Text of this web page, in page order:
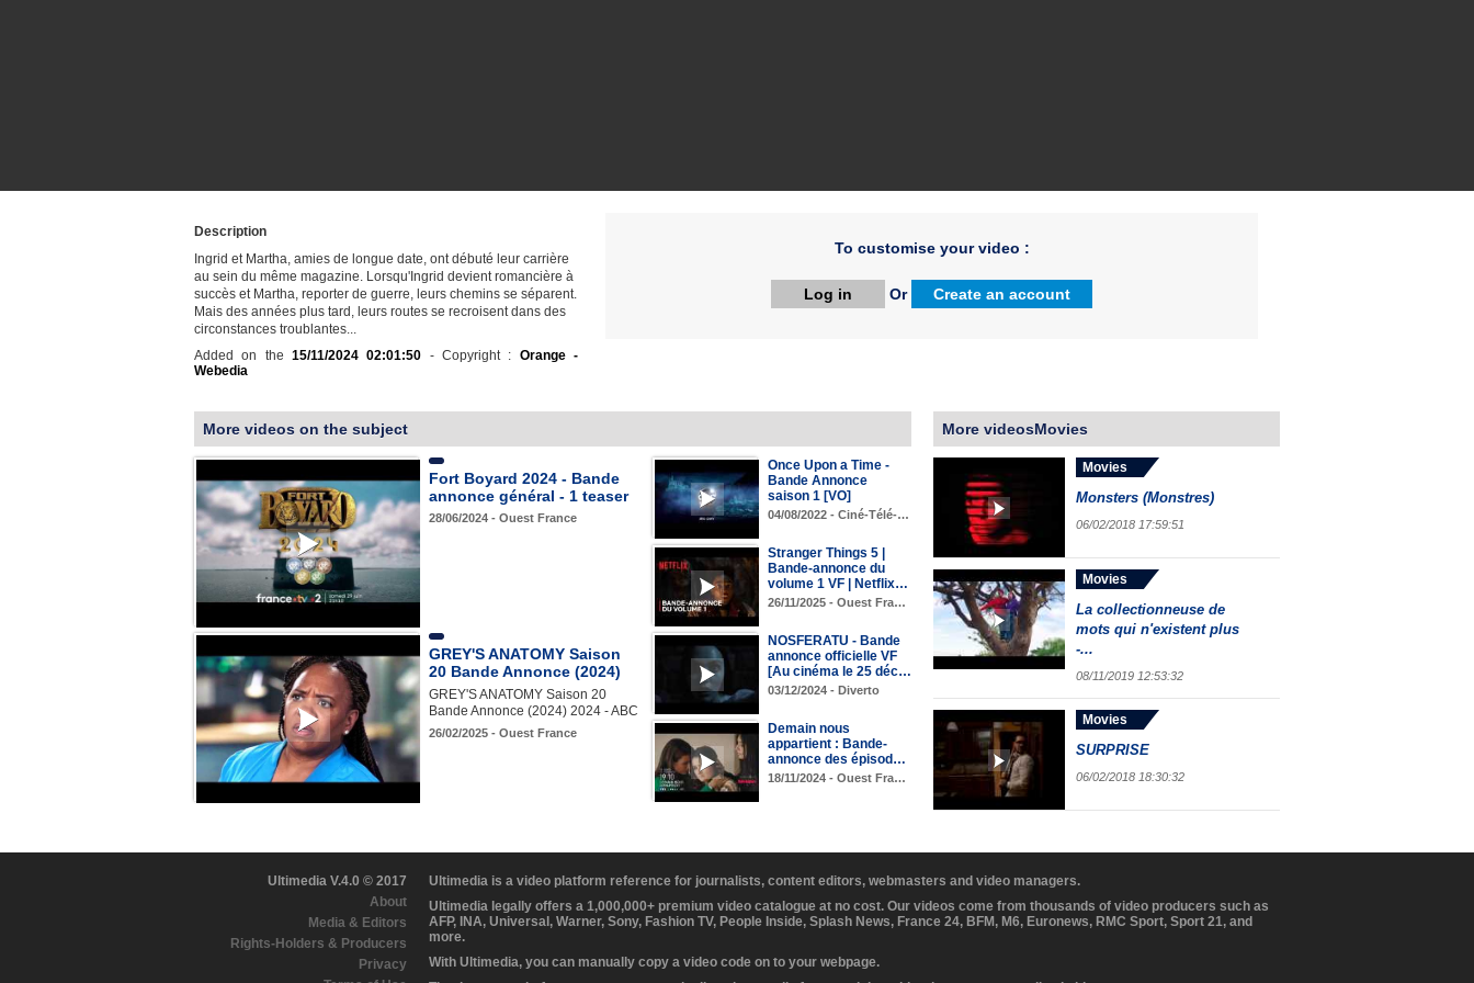
Description
Ingrid et Martha, amies de longue date, ont débuté leur carrière
au sein du même magazine. Lorsqu'Ingrid devient romancière à
succès et Martha, reporter de guerre, leurs chemins se séparent.
Mais des années plus tard, leurs routes se recroisent dans des
circonstances troublantes...
Added on the 15/11/2024 02:01:50 - Copyright : Orange -
Webedia
To customise your video :
Log in Or Create an account
More videos on the subject
Fort Boyard 2024 - Bande
annonce général - 1 teaser
28/06/2024 - Ouest France
Once Upon a Time -
Bande Annonce
saison 1 [VO]
04/08/2022 - Ciné-Télé-…
Stranger Things 5 |
Bande-annonce du
volume 1 VF | Netflix…
26/11/2025 - Ouest Fra…
GREY'S ANATOMY Saison
20 Bande Annonce (2024)
GREY'S ANATOMY Saison 20
Bande Annonce (2024) 2024 - ABC
26/02/2025 - Ouest France
NOSFERATU - Bande
annonce officielle VF
[Au cinéma le 25 déc…
03/12/2024 - Diverto
Demain nous
appartient : Bande-
annonce des épisod…
18/11/2024 - Ouest Fra…
More videosMovies
Movies
Monsters (Monstres)
06/02/2018 17:59:51
Movies
La collectionneuse de
mots qui n'existent plus
-...
08/11/2019 12:53:32
Movies
SURPRISE
06/02/2018 18:30:32
Ultimedia V.4.0 © 2017
About
Media & Editors
Rights-Holders & Producers
Privacy
Ultimedia is a video platform reference for journalists, content editors, webmasters and video managers.
Ultimedia legally offers a 1,000,000+ premium video catalogue at no cost. Our videos come from thousands of video producers such as
AFP, INA, Universal, Warner, Sony, Fashion TV, People Inside, Splash News, France 24, BFM, M6, Euronews, RMC Sport, Sport 21, and
more.
With Ultimedia, you can manually copy a video code on to your webpage.